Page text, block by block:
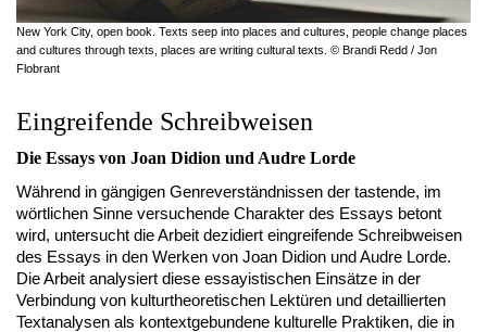
New York City, open book. Texts seep into places and cultures, people change places
and cultures through texts, places are writing cultural texts. © Brandi Redd / Jon
Flobrant
Eingreifende Schreibweisen
Die Essays von Joan Didion und Audre Lorde
Während in gängigen Genreverständnissen der tastende, im
wörtlichen Sinne versuchende Charakter des Essays betont
wird, untersucht die Arbeit dezidiert eingreifende Schreibweisen
des Essays in den Werken von Joan Didion und Audre Lorde.
Die Arbeit analysiert diese essayistischen Einsätze in der
Verbindung von kulturtheoretischen Lektüren und detaillierten
Textanalysen als kontextgebundene kulturelle Praktiken, die in